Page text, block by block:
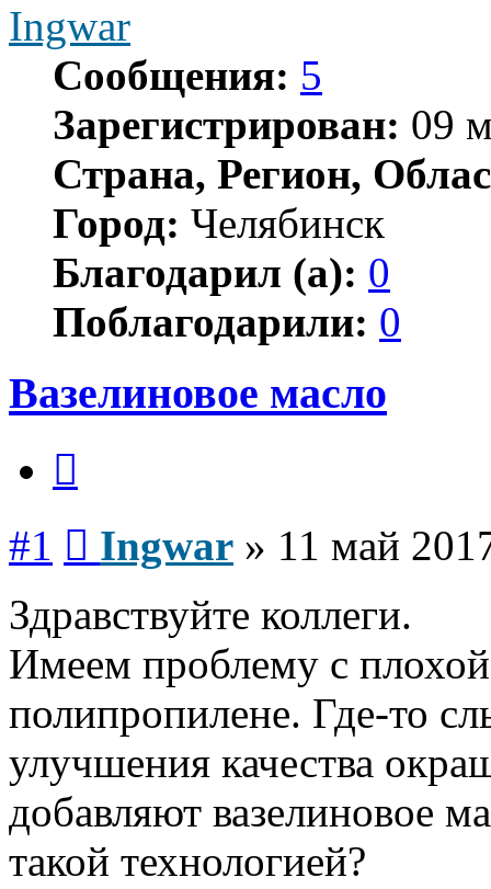
Ingwar
Сообщения: 5
Зарегистрирован: 09
Страна, Регион,
Город: Челябинск
Благодарил (а): 0
Поблагодарили: 0
Вазелиновое масло
#1 Ingwar » 11 май
Здравствуйте коллеги.
Имеем проблему с
полипропилене. Где-то
улучшения качества
добавляют вазелиновое
такой технологией?